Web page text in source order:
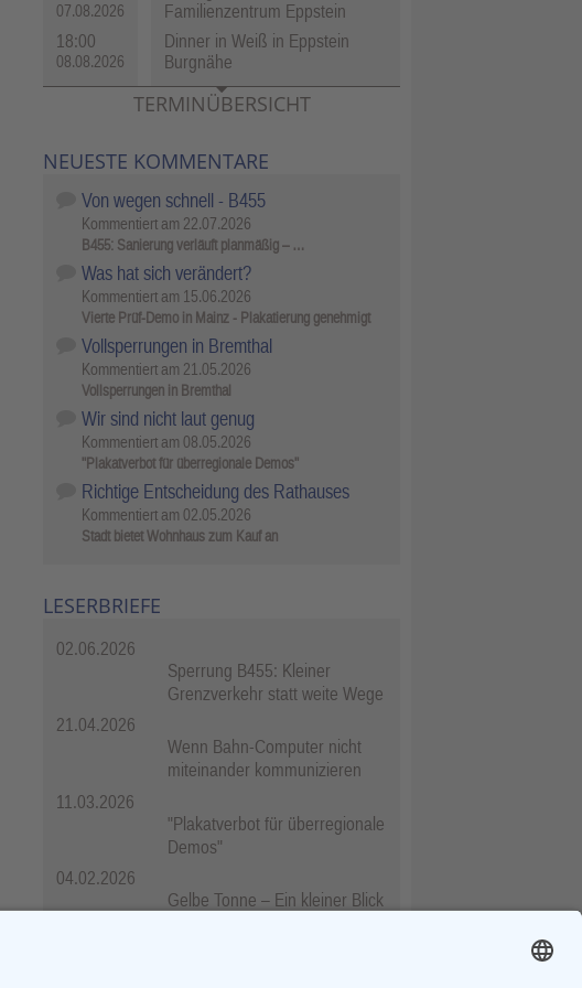
07.08.2026
Familienzentrum Eppstein
18:00
08.08.2026
Dinner in Weiß in Eppstein
Burgnähe
TERMINÜBERSICHT
NEUESTE KOMMENTARE
Von wegen schnell - B455
Kommentiert am 22.07.2026
B455: Sanierung verläuft planmäßig – …
Was hat sich verändert?
Kommentiert am 15.06.2026
Vierte Prüf-Demo in Mainz - Plakatierung genehmigt
Vollsperrungen in Bremthal
Kommentiert am 21.05.2026
Vollsperrungen in Bremthal
Wir sind nicht laut genug
Kommentiert am 08.05.2026
"Plakatverbot für überregionale Demos"
Richtige Entscheidung des Rathauses
Kommentiert am 02.05.2026
Stadt bietet Wohnhaus zum Kauf an
LESERBRIEFE
02.06.2026
Sperrung B455: Kleiner
Grenzverkehr statt weite Wege
21.04.2026
Wenn Bahn-Computer nicht
miteinander kommunizieren
11.03.2026
"Plakatverbot für überregionale
Demos"
04.02.2026
Gelbe Tonne – Ein kleiner Blick